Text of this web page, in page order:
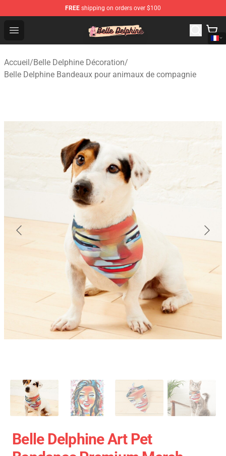
FREE shipping on orders over $100
Open menu
Belle Delphine Store - Official Belle Delphine
Accueil/Belle Delphine Décoration/
Belle Delphine Bandeaux pour animaux de compagnie
Belle Delphine Art Pet